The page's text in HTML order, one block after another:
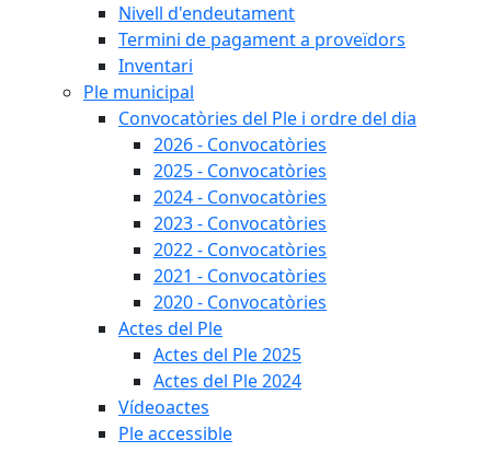
Nivell d'endeutament
Termini de pagament a proveïdors
Inventari
Ple municipal
Convocatòries del Ple i ordre del dia
2026 - Convocatòries
2025 - Convocatòries
2024 - Convocatòries
2023 - Convocatòries
2022 - Convocatòries
2021 - Convocatòries
2020 - Convocatòries
Actes del Ple
Actes del Ple 2025
Actes del Ple 2024
Vídeoactes
Ple accessible